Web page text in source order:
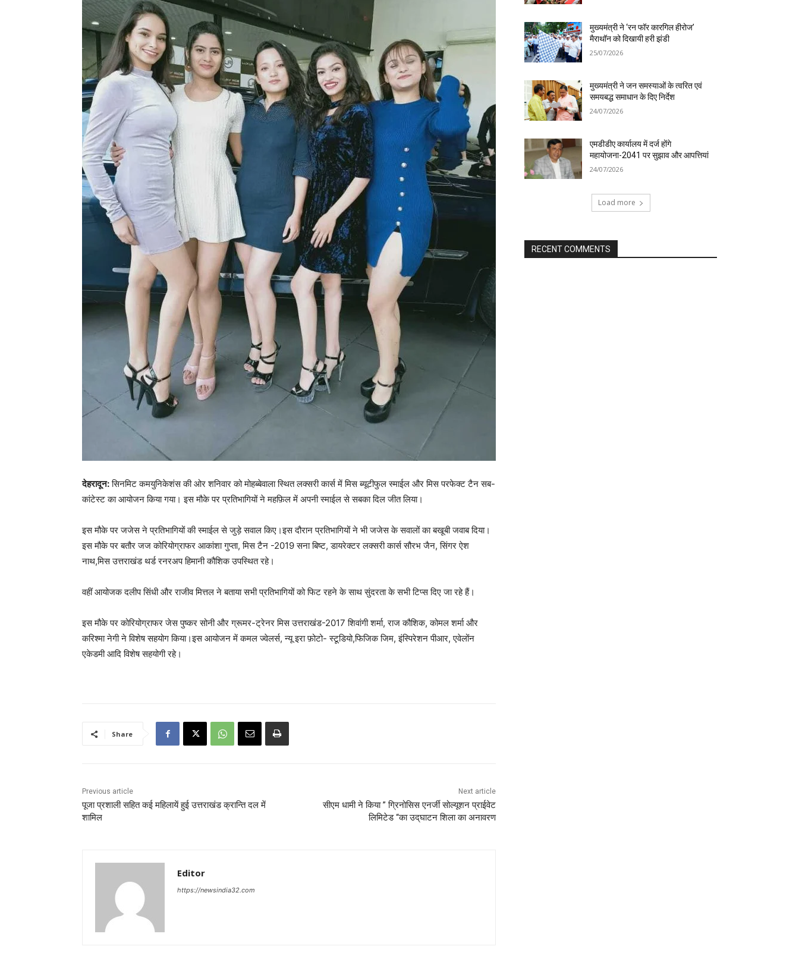
देहरादून:सिनमिट कमयुनिकेशंस की ओर शनिवार को मोहब्बेवाला स्थित लक्सरी कार्स में मिस ब्यूटीफुल स्माईल और मिस परफेक्ट टैन सब-
कांटेस्ट का आयोजन किया गया। इस मौके पर प्रतिभागियों ने महफ़िल में अपनी स्माईल से सबका दिल जीत लिया।
इस मौके पर जजेस ने प्रतिभागियों की स्माईल से जुड़े सवाल किए।इस दौरान प्रतिभागियों ने भी जजेस के सवालों का बखूबी जवाब दिया।
इस मौके पर बतौर जज कोरियोग्राफर आकांशा गुप्ता, मिस टैन -2019 सना बिष्ट, डायरेक्टर लक्सरी कार्स सौरभ जैन, सिंगर ऐश
नाथ,मिस उत्तराखंड थर्ड रनरअप हिमानी कौशिक उपस्थित रहे।
वहीं आयोजक दलीप सिंधी और राजीव मित्तल ने बताया सभी प्रतिभागियों को फिट रहने के साथ सुंदरता के सभी टिप्स दिए जा रहे हैं।
इस मौके पर कोरियोग्राफर जेस पुष्कर सोनी और ग्रूमर-ट्रेनर मिस उत्तराखंड-2017 शिवांगी शर्मा, राज कौशिक, कोमल शर्मा और
करिश्मा नेगी ने विशेष सहयोग किया।इस आयोजन में कमल ज्वेलर्स, न्यू इरा फ़ोटो- स्टूडियो,फिजिक जिम, इंस्पिरेशन पीआर, एवेलोंन
एकेडमी आदि विशेष सहयोगी रहे।
Share
Previous article
पूजा प्रशाली सहित कई महिलायें हुई उत्तराखंड क्रान्ति दल में
शामिल
Next article
सीएम धामी ने किया ” ग्रिनोसिस एनर्जी सोल्यूशन प्राईवेट
लिमिटेड “का उद्‌घाटन शिला का अनावरण
Editor
https://newsindia32.com
मुख्यमंत्री ने ‘रन फॉर कारगिल हीरोज’
मैराथॉन को दिखायी हरी झंडी
25/07/2026
मुख्यमंत्री ने जन समस्याओं के त्वरित एवं
समयबद्ध समाधान के दिए निर्देश
24/07/2026
एमडीडीए कार्यालय में दर्ज होंगे
महायोजना-2041 पर सुझाव और आपत्तियां
24/07/2026
Load more
RECENT COMMENTS